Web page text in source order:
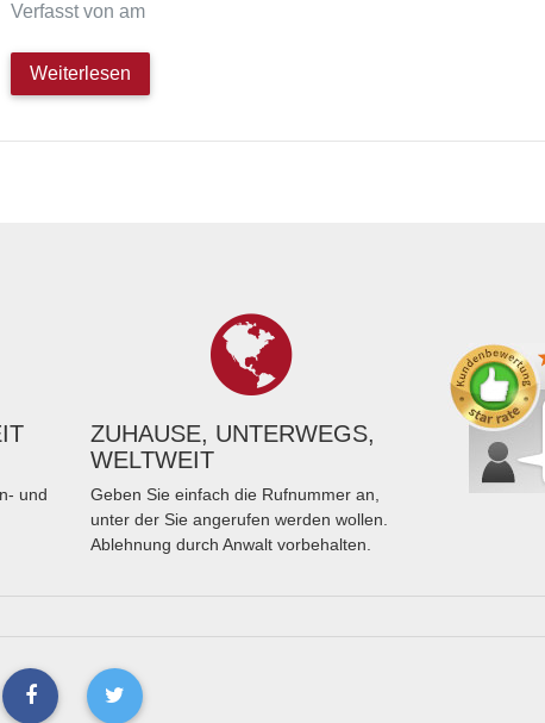
Verfasst von am
Weiterlesen
und
ZUHAUSE, UNTERWEGS,
WELTWEIT
Geben Sie einfach die Rufnummer an,
unter der Sie angerufen werden wollen.
Ablehnung durch Anwalt vorbehalten.